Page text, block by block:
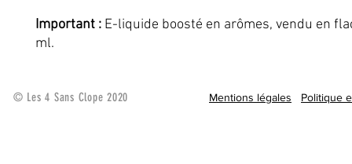
Important : E-liquide boosté en arômes, vendu en
ml.
© Les 4 Sans Clope 2020 Mentions légales Politique